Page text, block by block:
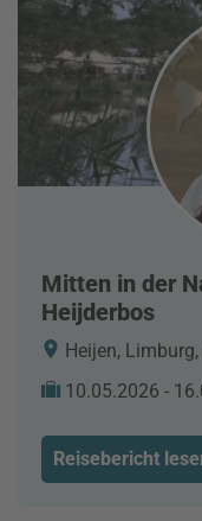
Mitten in der
Heijderbos
Heijen,
10.05.2026 -
Reisebericht